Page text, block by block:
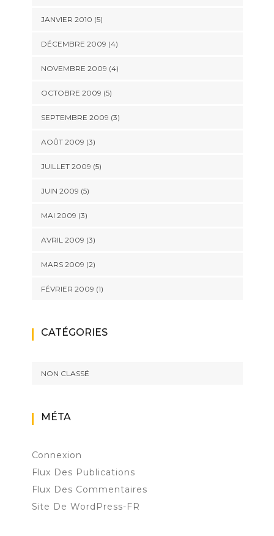
JANVIER 2010 (5)
DÉCEMBRE 2009 (4)
NOVEMBRE 2009 (4)
OCTOBRE 2009 (5)
SEPTEMBRE 2009 (3)
AOÛT 2009 (3)
JUILLET 2009 (5)
JUIN 2009 (5)
MAI 2009 (3)
AVRIL 2009 (3)
MARS 2009 (2)
FÉVRIER 2009 (1)
CATÉGORIES
NON CLASSÉ
MÉTA
Connexion
Flux Des Publications
Flux Des Commentaires
Site De WordPress-FR